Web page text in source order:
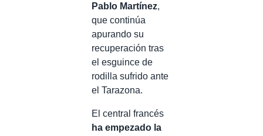
Pablo Martínez,
que continúa
apurando su
recuperación tras
el esguince de
rodilla sufrido ante
el Tarazona.
El central francés
ha empezado la